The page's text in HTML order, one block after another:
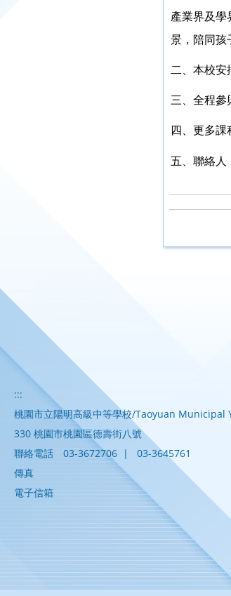
產業界及學
景，陪同孩
二、本校安
三、全程參
四、更多
五、聯絡人
:::
桃園市立陽明高級中等學校/Taoyuan
330 桃園市桃園區德壽街八號
聯絡電話
03-3672706 |
03-3645761
傳真
電子信箱